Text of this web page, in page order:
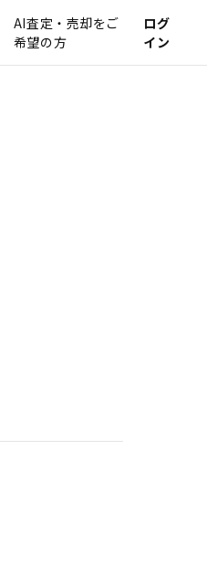
AI査定・売却をご
希望の方
ログ
イン